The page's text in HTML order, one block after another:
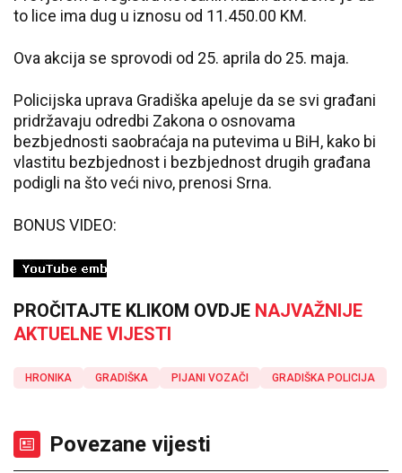
to lice ima dug u iznosu od 11.450.00 KM.
Ova akcija se sprovodi od 25. aprila do 25. maja.
Policijska uprava Gradiška apeluje da se svi građani
pridržavaju odredbi Zakona o osnovama
bezbjednosti saobraćaja na putevima u BiH, kako bi
vlastitu bezbjednost i bezbjednost drugih građana
podigli na što veći nivo, prenosi Srna.
BONUS VIDEO:
PROČITAJTE KLIKOM OVDJE NAJVAŽNIJE
AKTUELNE VIJESTI
HRONIKA GRADIŠKA PIJANI VOZAČI GRADIŠKA POLICIJA
Povezane vijesti